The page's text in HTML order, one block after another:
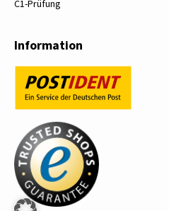
C1-Prüfung
Information